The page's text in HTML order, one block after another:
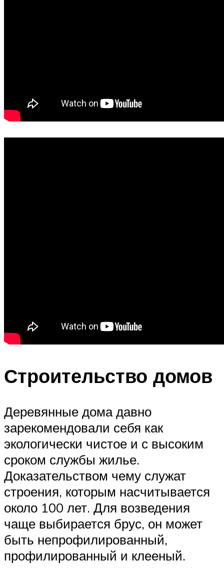
Строительство домов
Деревянные дома давно
зарекомендовали себя как
экологически чистое и с высоким
сроком службы жилье.
Доказательством чему служат
строения, которым насчитывается
около 100 лет. Для возведения
чаще выбирается брус, он может
быть непрофилированный,
профилированный и клееный.